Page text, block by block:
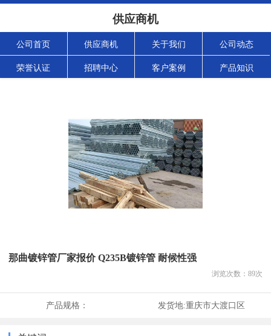
供应商机
公司首页 供应商机 关于我们 公司动态
荣誉认证 招聘中心 客户案例 产品知识
那曲镀锌管厂家报价 Q235B镀锌管 耐候性强
浏览次数： 89次
产品规格： 发货地:重庆市大渡口区